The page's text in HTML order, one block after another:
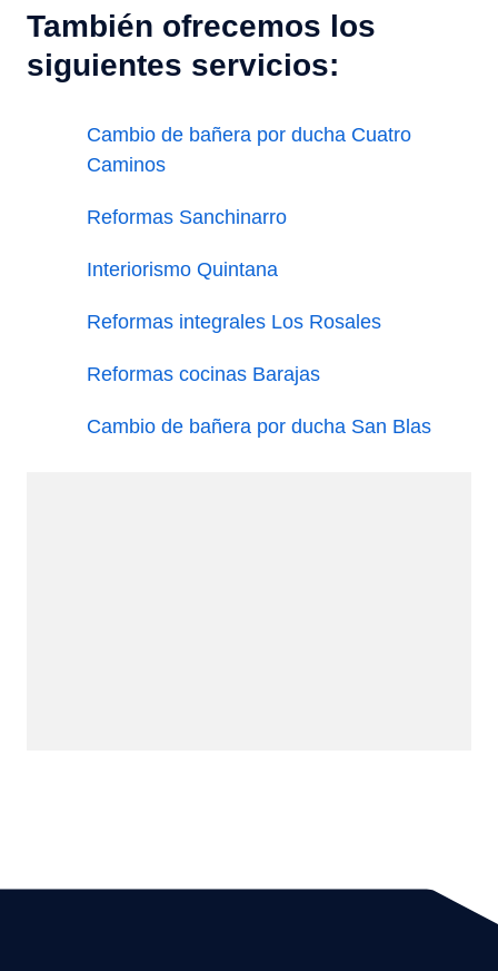
También ofrecemos los
siguientes servicios:
Cambio de bañera por ducha Cuatro
Caminos
Reformas Sanchinarro
Interiorismo Quintana
Reformas integrales Los Rosales
Reformas cocinas Barajas
Cambio de bañera por ducha San Blas